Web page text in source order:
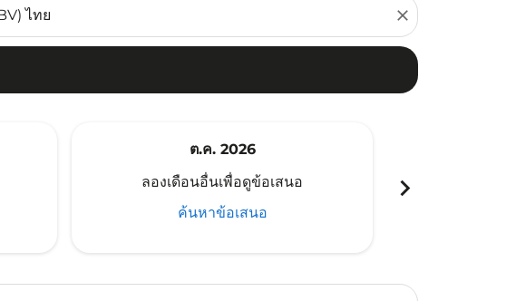
close
ต.ค. 2026
ลองเดือนอื่นเพื่อดูข้อเสนอ
ค้นหาข้อเสนอ
chevron_right